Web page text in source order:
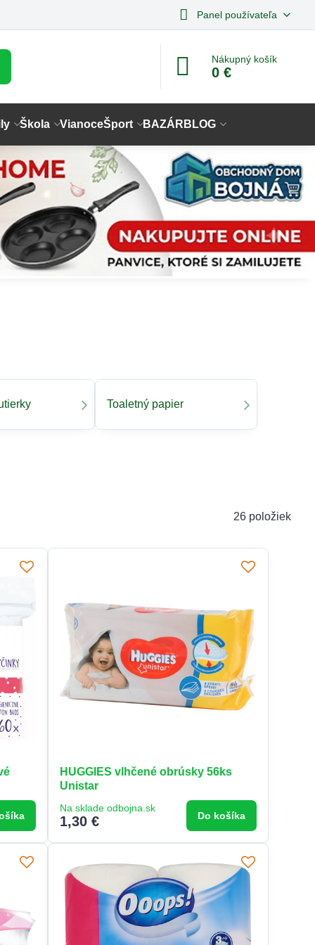
Panel používateľa
Nákupný košík
0 €
Škola VianoceŠport BAZÁR BLOG
Toaletný papier
26 položiek
HUGGIES vlhčené obrúsky 56ks
Unistar
Na sklade odbojna.sk
1,30 € Do košíka